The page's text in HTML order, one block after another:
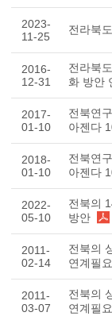
2023-
11-25
전라북
2016-
12-31
전라북
화 방안
2017-
01-10
전북연
아젠다
2018-
01-10
전북연
아젠다
2022-
05-10
전북의
방안
2011-
02-14
전북의
연계필
2011-
03-07
전북의
연계필